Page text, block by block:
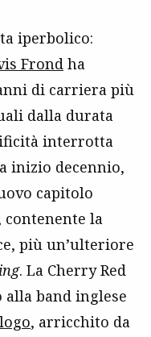
iperbolico:
Frond ha
di carriera più
dalla durata
interrotta
inizio decennio,
capitolo
contenente la
più un’ulteriore
. La Cherry Red
band inglese
, arricchito da